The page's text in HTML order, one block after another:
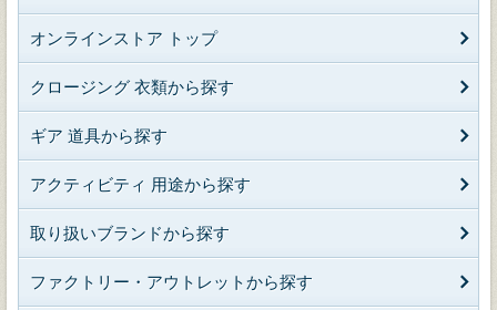
オンラインストア トップ
クロージング 衣類から探す
ギア 道具から探す
アクティビティ 用途から探す
取り扱いブランドから探す
ファクトリー・アウトレットから探す